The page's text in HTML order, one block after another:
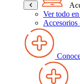
Ver todo
Accesorios